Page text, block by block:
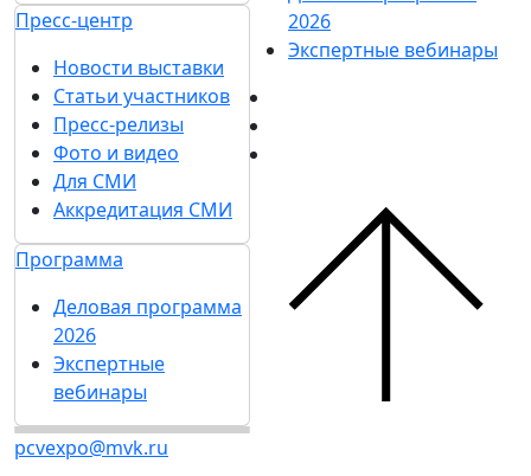
Пресс-центр
Новости выставки
Статьи участников
Пресс-релизы
Фото и видео
Для СМИ
Аккредитация СМИ
Программа
Деловая программа
2026
Экспертные
вебинары
pcvexpo@mvk.ru
2026
Экспертные вебинары